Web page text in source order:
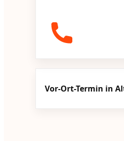
Vor-Ort-Termin in